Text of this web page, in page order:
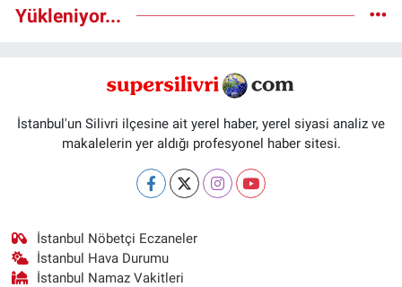
Yükleniyor...
İstanbul'un Silivri ilçesine ait yerel haber, yerel siyasi analiz ve
makalelerin yer aldığı profesyonel haber sitesi.
İstanbul Nöbetçi Eczaneler
İstanbul Hava Durumu
İstanbul Namaz Vakitleri